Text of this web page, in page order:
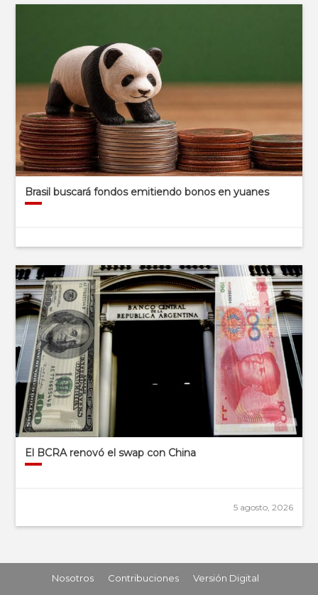
Brasil buscará fondos emitiendo bonos en yuanes
El BCRA renovó el swap con China
5 agosto, 2026
Nosotros Contribuciones
Versión Digital